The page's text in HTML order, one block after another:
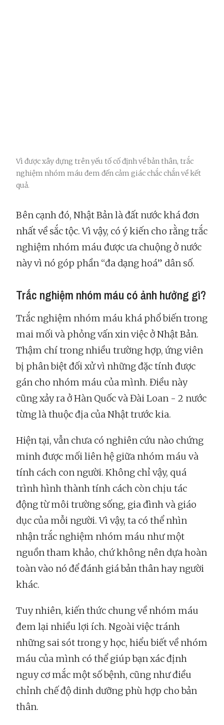
Vì được xây dựng trên yếu tố cố định về bản thân, trắc
nghiệm nhóm máu đem đến cảm giác chắc chắn về kết
quả.
Bên cạnh đó, Nhật Bản là đất nước khá đơn
nhất về sắc tộc. Vì vậy, có ý kiến cho rằng trắc
nghiệm nhóm máu được ưa chuộng ở nước
này vì nó góp phần “đa dạng hoá” dân số.
Trắc nghiệm nhóm máu có ảnh hưởng gì?
Trắc nghiệm nhóm máu khá phổ biến trong
mai mối và phỏng vấn xin việc ở Nhật Bản.
Thậm chí trong nhiều trường hợp, ứng viên
bị phân biệt đối xử vì những đặc tính được
gán cho nhóm máu của mình. Điều này
cũng xảy ra ở Hàn Quốc và Đài Loan - 2 nước
từng là thuộc địa của Nhật trước kia.
Hiện tại, vẫn chưa có nghiên cứu nào chứng
minh được mối liên hệ giữa nhóm máu và
tính cách con người. Không chỉ vậy, quá
trình hình thành tính cách còn chịu tác
động từ môi trường sống, gia đình và giáo
dục của mỗi người. Vì vậy, ta có thể nhìn
nhận trắc nghiệm nhóm máu như một
nguồn tham khảo, chứ không nên dựa hoàn
toàn vào nó để đánh giá bản thân hay người
khác.
Tuy nhiên, kiến thức chung về nhóm máu
đem lại nhiều lợi ích. Ngoài việc tránh
những sai sót trong y học, hiểu biết về nhóm
máu của mình có thể giúp bạn xác định
nguy cơ mắc một số bệnh, cũng như điều
chỉnh chế độ dinh dưỡng phù hợp cho bản
thân.